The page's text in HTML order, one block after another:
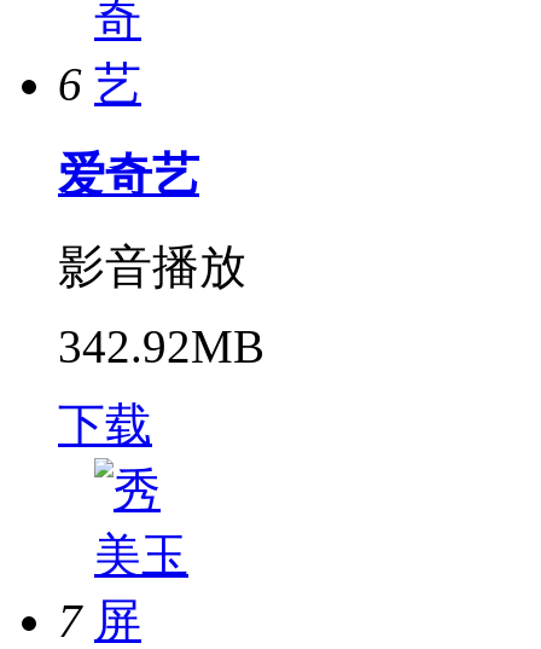
6
爱奇艺
影音播放
342.92MB
下载
7